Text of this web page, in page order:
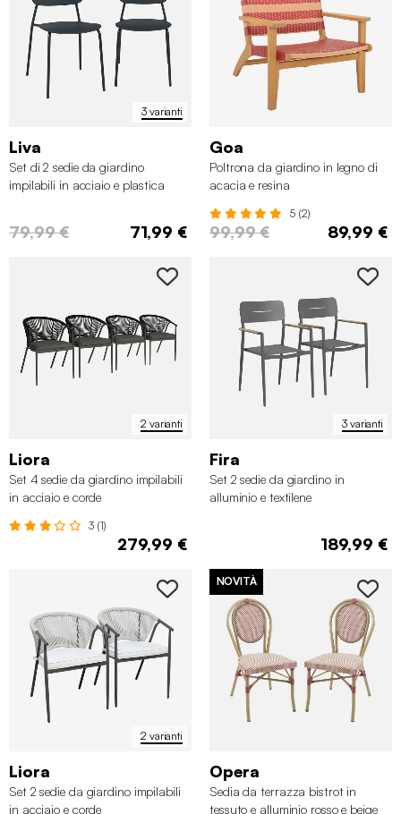
3 varianti
Liva
Set di 2 sedie da giardino
impilabili in acciaio e plastica
79,99 € 71,99 €
Goa
Poltrona da giardino in legno di
acacia e resina
5 (2)
99,99 € 89,99 €
2 varianti
Liora
Set 4 sedie da giardino impilabili
in acciaio e corde
3 (1)
279,99 €
3 varianti
Fira
Set 2 sedie da giardino in
alluminio e textilene
189,99 €
2 varianti
Liora
Set 2 sedie da giardino impilabili
in acciaio e corde
NOVITÀ
Opera
Sedia da terrazza bistrot in
tessuto e alluminio rosso e beige